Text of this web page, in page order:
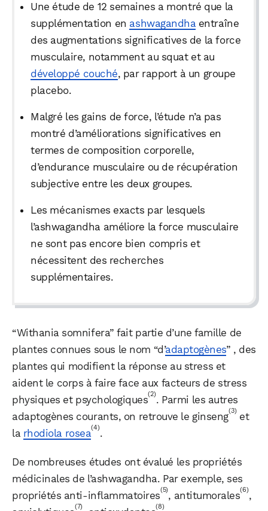
Une étude de 12 semaines a montré que la
supplémentation en ashwagandhaentraîne
des augmentations significatives de la force
musculaire, notamment au squat et au
développé couché, par rapport à un groupe
placebo.
Malgré les gains de force, l’étude n’a pas
montré d’améliorations significatives en
termes de composition corporelle,
d’endurance musculaire ou de récupération
subjective entre les deux groupes.
Les mécanismes exacts par lesquels
l’ashwagandha améliore la force musculaire
ne sont pas encore bien compris et
nécessitent des recherches
supplémentaires.
“Withania somnifera” fait partie d’une famille de
plantes connues sous le nom “d’adaptogènes” , des
plantes qui modifient la réponse au stress et
aident le corps à faire face aux facteurs de stress
physiques et psychologiques(2). Parmi les autres
adaptogènes courants, on retrouve le ginseng(3) et
la rhodiola rosea(4).
De nombreuses études ont évalué les propriétés
médicinales de l’ashwagandha. Par exemple, ses
propriétés anti-inflammatoires(5), antitumorales(6),
(7) (8)